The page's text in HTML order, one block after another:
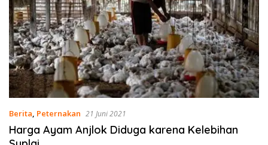
Berita, Peternakan 21 Juni 2021
Harga Ayam Anjlok Diduga karena Kelebihan